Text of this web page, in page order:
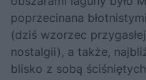
poprzecinana
(dziś wzorzec
nostalgii), a także,
blisko z sobą